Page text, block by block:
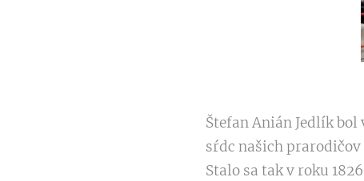
Štefan Anián Jedlík
sŕdc našich prarodičov
Stalo sa tak v roku